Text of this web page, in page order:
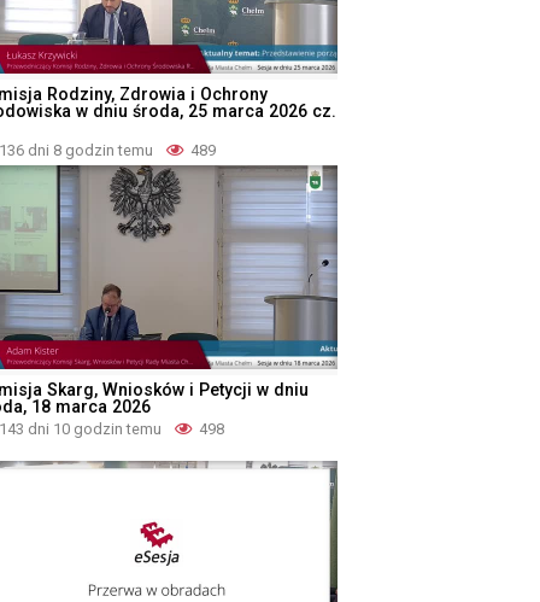
Rodziny, Zdrowia i Ochrony
w dniu środa, 25 marca 2026 cz.
136 dni 8 godzin temu 489
Skarg, Wniosków i Petycji w dniu
18 marca 2026
143 dni 10 godzin temu 498